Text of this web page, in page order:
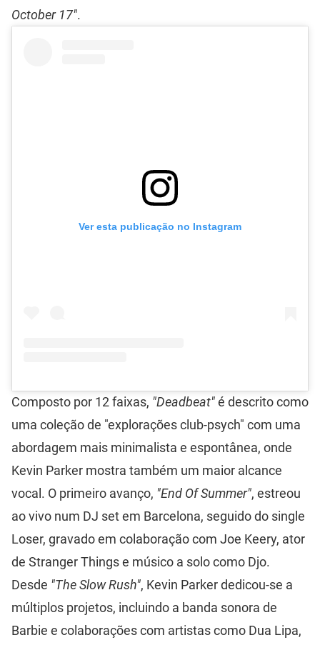
October 17".
Ver esta publicação no Instagram
Composto por 12 faixas, "Deadbeat"é descrito como
uma coleção de "explorações club-psych" com uma
abordagem mais minimalista e espontânea, onde
Kevin Parker mostra também um maior alcance
vocal. O primeiro avanço, "End Of Summer", estreou
ao vivo num DJ set em Barcelona, seguido do single
Loser, gravado em colaboração com Joe Keery, ator
de Stranger Things e músico a solo como Djo.
Desde "The Slow Rush", Kevin Parker dedicou-se a
múltiplos projetos, incluindo a banda sonora de
Barbie e colaborações com artistas como Dua Lipa,